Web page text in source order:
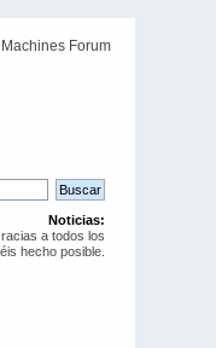
Noticias:
a todos los
hecho posible.